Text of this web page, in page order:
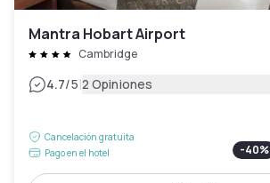
Mantra Hobart Airport
Cambridge
4.7/5|2 Opiniones
Cancelación gratuita
Pago en el hotel
-40%